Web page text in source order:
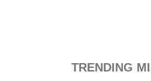
TRENDING